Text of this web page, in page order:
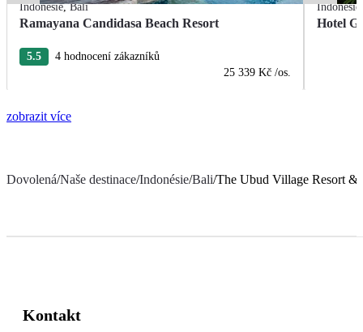
Indonésie,Bali
Ramayana Candidasa Beach Resort
5.5
4 hodnocení zákazníků
25 339 Kč /os.
Indonésie
Hotel
zobrazit více
Dovolená/Naše destinace/Indonésie/Bali/The Ubud Village Resort &
Kontakt